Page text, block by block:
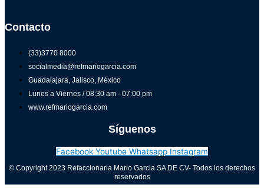
Contacto
(33)3770 8000
socialmedia@refmariogarcia.com
Guadalajara, Jalisco, México
Lunes a Viernes / 08:30 am - 07:00 pm
www.refmariogarcia.com
Síguenos
Facebook Youtube Whatsapp Instagram
© Copyright 2023 Refaccionaria Mario Garcia SA DE CV- Todos los derechos
reservados